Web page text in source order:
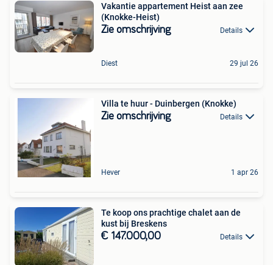
Vakantie appartement Heist aan zee
(Knokke-Heist)
Zie omschrijving Details
Diest 29 jul 26
Villa te huur - Duinbergen (Knokke)
Zie omschrijving Details
Hever 1 apr 26
Te koop ons prachtige chalet aan de
kust bij Breskens
€ 147.000,00 Details